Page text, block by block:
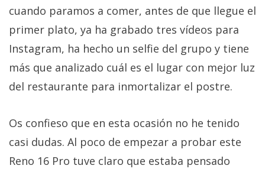
cuando paramos a comer, antes de que llegue el
primer plato, ya ha grabado tres vídeos para
Instagram, ha hecho un selfie del grupo y tiene
más que analizado cuál es el lugar con mejor luz
del restaurante para inmortalizar el postre.
Os confieso que en esta ocasión no he tenido
casi dudas. Al poco de empezar a probar este
Reno 16 Pro tuve claro que estaba pensado